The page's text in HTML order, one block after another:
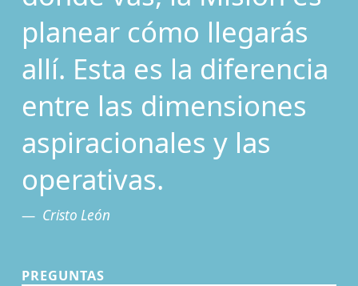
planear cómo llegarás
allí. Esta es la diferencia
entre las dimensiones
aspiracionales y las
operativas.
Cristo León
PREGUNTAS